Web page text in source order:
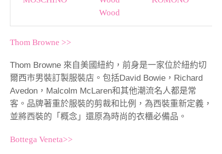
Wood
Thom Browne >>
Thom Browne 來自美國紐約，前身是一家位於紐約切
爾西市男裝訂製服裝店。包括David Bowie，Richard
Avedon，Malcolm McLaren和其他潮流名人都是常
客。品牌著重於服裝的剪裁和比例，為西裝重新定義，
並將西裝的「概念」還原為時尚的衣櫃必備品。
Bottega Veneta>>